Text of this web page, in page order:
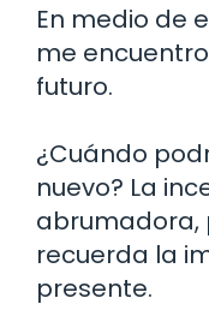
En medio de
me
futuro.
¿Cuándo
nuevo? La
abrumadora,
recuerda la
presente.